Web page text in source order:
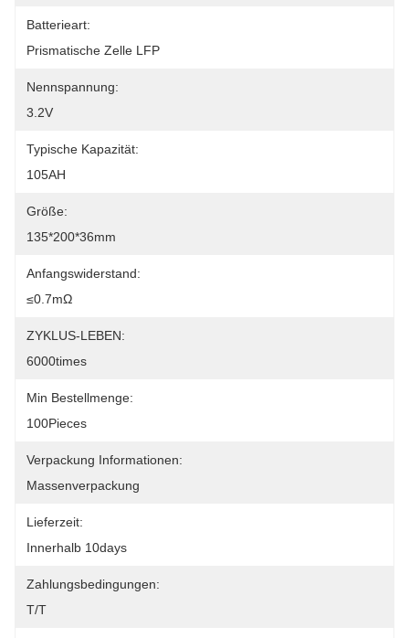
Batterieart:
Prismatische Zelle LFP
Nennspannung:
3.2V
Typische Kapazität:
105AH
Größe:
135*200*36mm
Anfangswiderstand:
≤0.7mΩ
ZYKLUS-LEBEN:
6000times
Min Bestellmenge:
100Pieces
Verpackung Informationen:
Massenverpackung
Lieferzeit:
Innerhalb 10days
Zahlungsbedingungen:
T/T